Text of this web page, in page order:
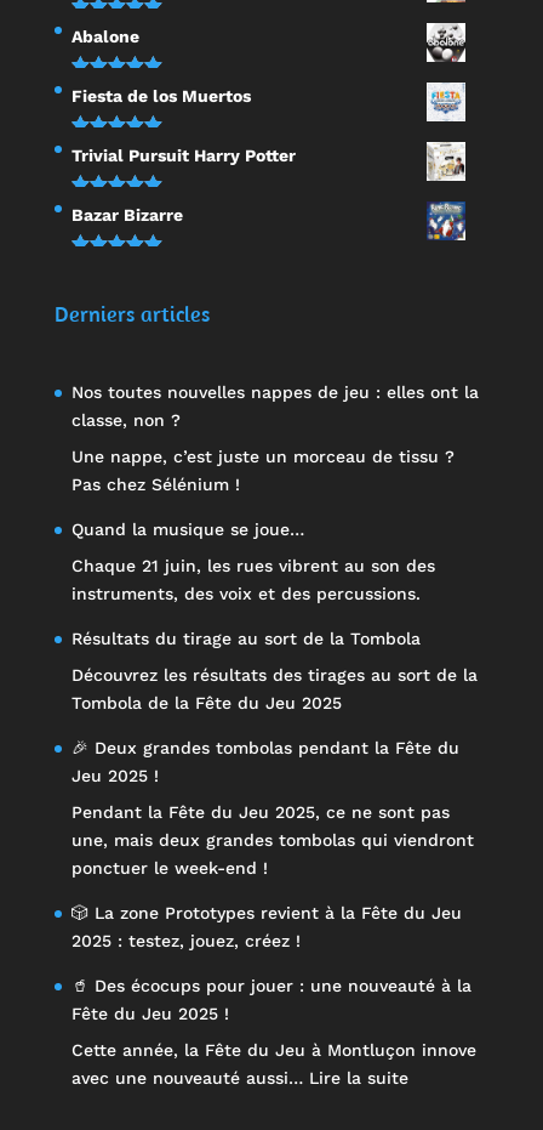
Note5.00
sur 5
Abalone
Note5.00
sur 5
Fiesta de los Muertos
Note5.00
sur 5
Trivial Pursuit Harry Potter
Note5.00
sur 5
Bazar Bizarre
Derniers articles
Nos toutes nouvelles nappes de jeu : elles ont la
classe, non ?
Une nappe, c’est juste un morceau de tissu ?
Pas chez Sélénium !
Quand la musique se joue…
Chaque 21 juin, les rues vibrent au son des
instruments, des voix et des percussions.
Résultats du tirage au sort de la Tombola
Découvrez les résultats des tirages au sort de la
Tombola de la Fête du Jeu 2025
🎉 Deux grandes tombolas pendant la Fête du
Jeu 2025 !
Pendant la Fête du Jeu 2025, ce ne sont pas
une, mais deux grandes tombolas qui viendront
ponctuer le week-end !
🎲 La zone Prototypes revient à la Fête du Jeu
2025 : testez, jouez, créez !
🥤 Des écocups pour jouer : une nouveauté à la
Fête du Jeu 2025 !
Cette année, la Fête du Jeu à Montluçon innove
avec une nouveauté aussi… Lire la suite: